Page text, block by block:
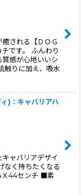
される【ＤＯＧ
です。 ふんわり
感が心地いいシ
触りに加え、吸水
)：キャバリアハ
ャバリアデザイ
なく持ちたくなる
44センチ ■素